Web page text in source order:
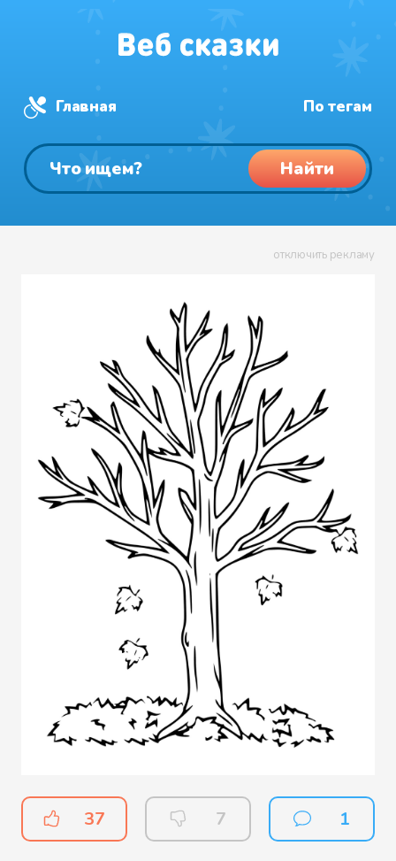
Главная По тегам
Найти
отключить рекламу
37 7 1